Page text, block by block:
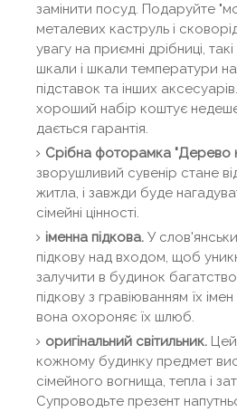
замінити посуд. Подаруйте
металевих каструль і
увагу на приємні дрібниці,
шкали і шкали температури
підставок та інших
хороший набір коштує
дається гарантія.
Срібна фоторамка "Дерево
зворушливий сувенір стане
житла, і завжди буде
сімейні цінності.
іменна підкова. У
підкову над входом, щоб
залучити в будинок
підкову з гравіюванням їх
вона охороняє їх шлюб.
оригінальний світильник.
кожному будинку предмет
сімейного вогнища, тепла і
Супроводьте презент